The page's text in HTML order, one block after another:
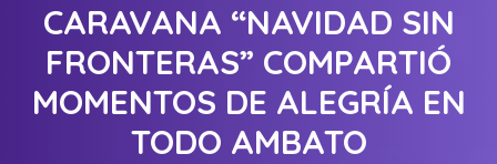
CARAVANA “NAVIDAD SIN
FRONTERAS” COMPARTIÓ
MOMENTOS DE ALEGRÍA EN
TODO AMBATO